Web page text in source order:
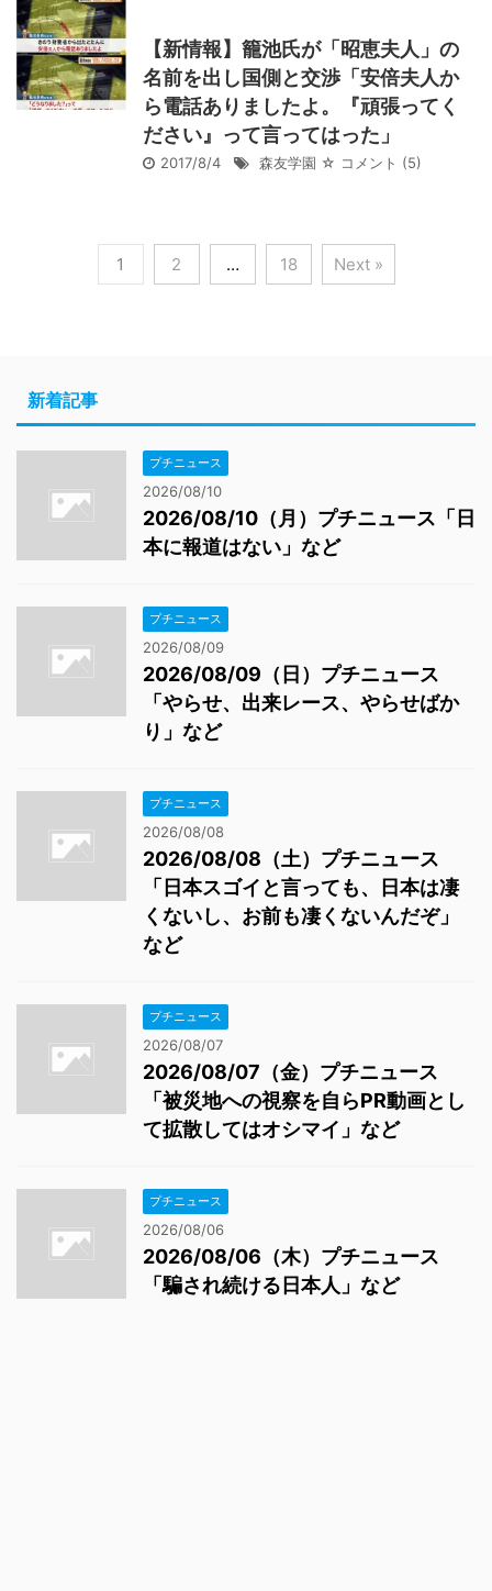
【新情報】籠池氏が「昭恵夫人」の
名前を出し国側と交渉「安倍夫人か
ら電話ありましたよ。『頑張ってく
ださい』って言ってはった」
2017/8/4 森友学園 ☆ コメント (5)
1 2 … 18 Next »
新着記事
プチニュース
2026/08/10
2026/08/10（月）プチニュース「日
本に報道はない」など
プチニュース
2026/08/09
2026/08/09（日）プチニュース
「やらせ、出来レース、やらせばか
り」など
プチニュース
2026/08/08
2026/08/08（土）プチニュース
「日本スゴイと言っても、日本は凄
くないし、お前も凄くないんだぞ」
など
プチニュース
2026/08/07
2026/08/07（金）プチニュース
「被災地への視察を自らPR動画とし
て拡散してはオシマイ」など
プチニュース
2026/08/06
2026/08/06（木）プチニュース
「騙され続ける日本人」など